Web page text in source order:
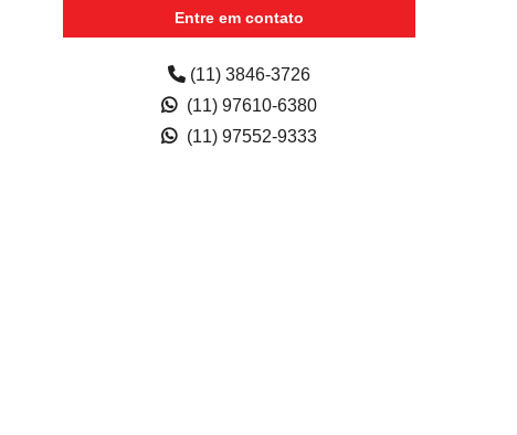
Entre em contato
(11) 3846-3726
(11) 97610-6380
(11) 97552-9333